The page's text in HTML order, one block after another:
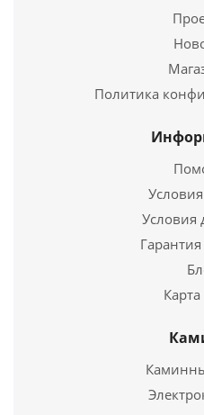
Купить
Политика
Условия
Карта